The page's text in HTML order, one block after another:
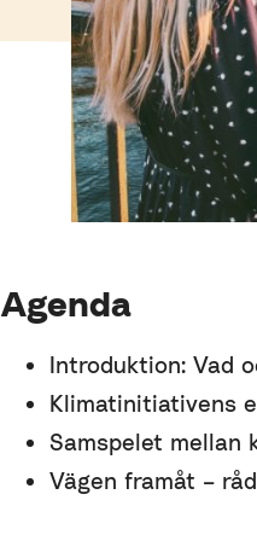
Agenda
Introduktion: Vad
Klimatinitiativens
Samspelet mellan
Vägen framåt –